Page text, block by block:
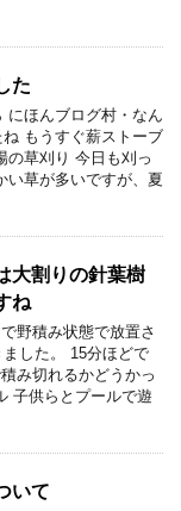
た
にほんブログ村・なん
もうすぐ薪ストーブ
の草刈り 今日も刈っ
い草が多いですが、夏
大割りの針葉樹
ね
野積み状態で放置さ
した。 15分ほどで
み切れるかどうかっ
子供らとプールで遊
いて